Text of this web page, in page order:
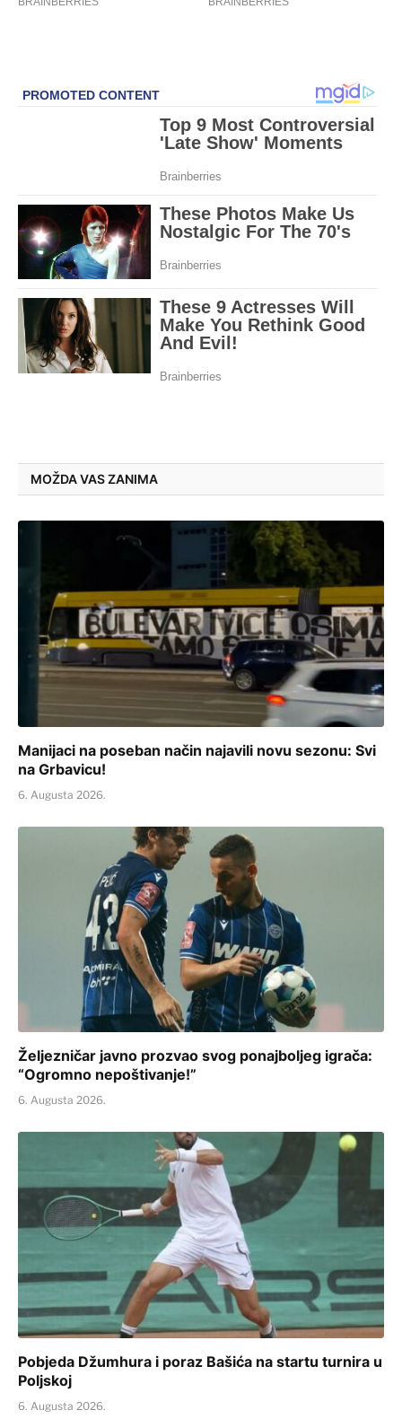
MOŽDA VAS ZANIMA
Manijaci na poseban način najavili novu sezonu: Svi
na Grbavicu!
6. Augusta 2026.
Željezničar javno prozvao svog ponajboljeg igrača:
“Ogromno nepoštivanje!”
6. Augusta 2026.
Pobjeda Džumhura i poraz Bašića na startu turnira u
Poljskoj
6. Augusta 2026.